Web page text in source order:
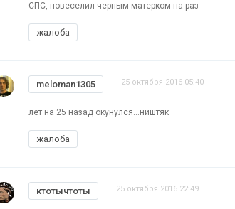
СПС, повеселил черным матерком на раз
жалоба
meloman1305 25 октября 2016 05:40
лет на 25 назад окунулся...ништяк
жалоба
ктотычтоты 25 октября 2016 22:49